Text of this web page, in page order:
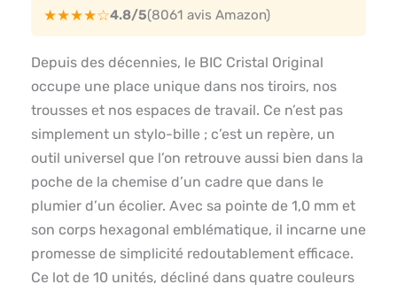
★★★★☆4.8/5(8061 avis Amazon)
Depuis des décennies, le BIC Cristal Original
occupe une place unique dans nos tiroirs, nos
trousses et nos espaces de travail. Ce n’est pas
simplement un stylo-bille ; c’est un repère, un
outil universel que l’on retrouve aussi bien dans la
poche de la chemise d’un cadre que dans le
plumier d’un écolier. Avec sa pointe de 1,0 mm et
son corps hexagonal emblématique, il incarne une
promesse de simplicité redoutablement efficace.
Ce lot de 10 unités, décliné dans quatre couleurs